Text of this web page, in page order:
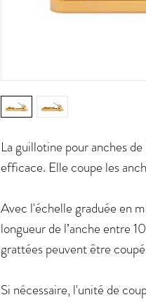
La guillotine pour anches
efficace. Elle coupe les
Avec l'échelle graduée en
longueur de l’anche entre
grattées peuvent être
Si nécessaire, l'unité de